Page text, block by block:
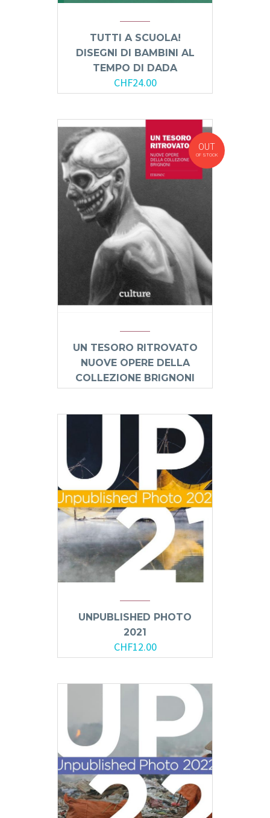
TUTTI A SCUOLA!
DISEGNI DI BAMBINI AL
TEMPO DI DADA
CHF24.00
OUT
OF STOCK
UN TESORO RITROVATO
NUOVE OPERE DELLA
COLLEZIONE BRIGNONI
UNPUBLISHED PHOTO
2021
CHF12.00